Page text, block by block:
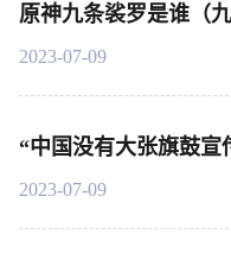
原神九条裟罗是谁（
2023-07-09
“中国没有大张旗鼓宣
2023-07-09